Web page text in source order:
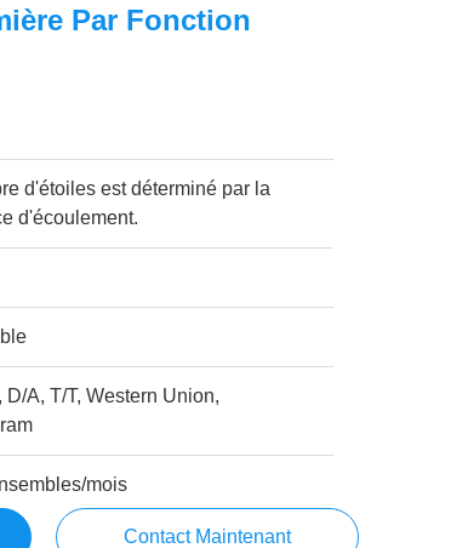
Par Fonction
d'étoiles est déterminé par la
d'écoulement.
D/A, T/T, Western Union,
mois
Contact Maintenant